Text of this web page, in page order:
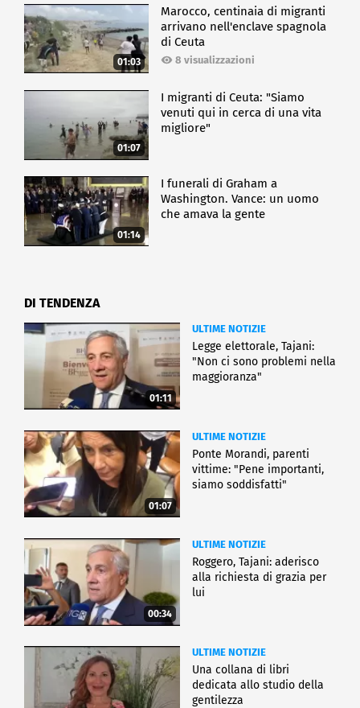
01:03
Marocco, centinaia di migranti
arrivano nell'enclave spagnola
di Ceuta
8 visualizzazioni
01:07
I migranti di Ceuta: "Siamo
venuti qui in cerca di una vita
migliore"
01:14
I funerali di Graham a
Washington. Vance: un uomo
che amava la gente
DI TENDENZA
01:11
ULTIME NOTIZIE
Legge elettorale, Tajani:
"Non ci sono problemi nella
maggioranza"
01:07
ULTIME NOTIZIE
Ponte Morandi, parenti
vittime: "Pene importanti,
siamo soddisfatti"
00:34
ULTIME NOTIZIE
Roggero, Tajani: aderisco
alla richiesta di grazia per
lui
ULTIME NOTIZIE
Una collana di libri
dedicata allo studio della
gentilezza